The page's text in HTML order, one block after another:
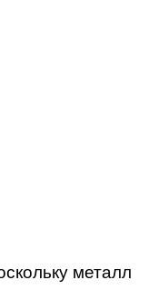
металл